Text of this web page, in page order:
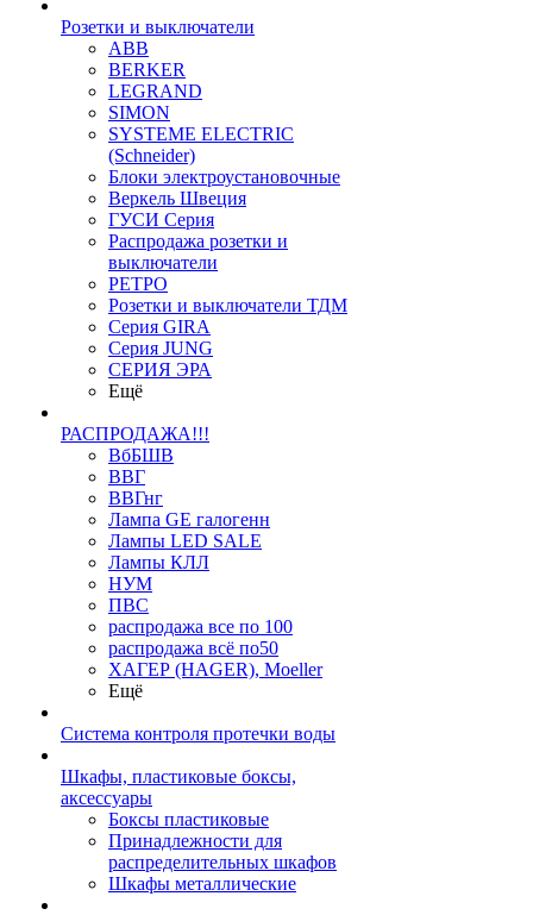
Розетки и выключатели
ABB
BERKER
LEGRAND
SIMON
SYSTEME ELECTRIC
(Schneider)
Блоки электроустановочные
Веркель Швеция
ГУСИ Серия
Распродажа розетки и
выключатели
РЕТРО
Розетки и выключатели ТДМ
Серия GIRA
Серия JUNG
СЕРИЯ ЭРА
Ещё
РАСПРОДАЖА!!!
ВбБШВ
ВВГ
ВВГнг
Лампа GE галогенн
Лампы LED SALE
Лампы КЛЛ
НУМ
ПВС
распродажа все по 100
распродажа всё по50
ХАГЕР (HAGER), Moeller
Ещё
Система контроля протечки воды
Шкафы, пластиковые боксы,
аксессуары
Боксы пластиковые
Принадлежности для
распределительных шкафов
Шкафы металлические